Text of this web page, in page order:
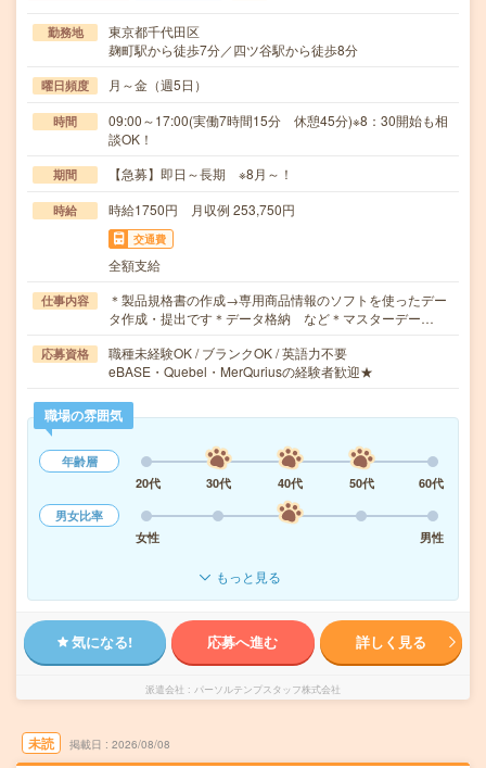
勤務地
東京都千代田区
麹町駅から徒歩7分／四ツ谷駅から徒歩8分
曜日頻度 月～金（週5日）
時間
09:00～17:00(実働7時間15分 休憩45分)※8：30開始も相
談OK！
期間 【急募】即日～長期 ※8月～！
時給 時給1750円 月収例 253,750円
交通費
全額支給
仕事内容
＊製品規格書の作成→専用商品情報のソフトを使ったデー
タ作成・提出です＊データ格納 など＊マスターデー…
応募資格
職種未経験OK / ブランクOK / 英語力不要
eBASE・Quebel・MerQuriusの経験者歓迎★
職場の雰囲気
年齢層
20代
30代 40代 50代
60代
男女比率
女性
男性
もっと見る
気になる! 応募へ進む 詳しく見る
派遣会社 パーソルテンプスタッフ株式会社
未読 掲載日 2026/08/08